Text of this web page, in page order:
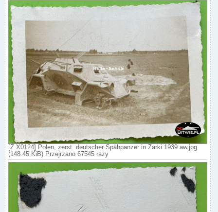
[Z.X0124] Polen, zerst. deutscher Spähpanzer in Żarki 1939 aw.jpg
(148.45 KiB) Przejrzano 67545 razy